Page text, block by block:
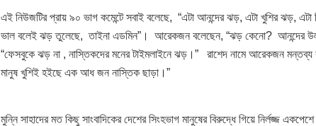
এই নিউজটির প্রায় ৯০ ভাগ কমেন্টে সবাই বলেছে, “এটা আনন্দের ঝড়, এটা খুশির ঝড়,
ভাল বলেই ঝড় তুলেছে, তাইনা এডমিন”। আরেকজন বলেছেন, “ঝড় কেনো? আনন্দের
“ফেসবুকে ঝড় না , নাস্তিকদের মনের টাইমলাইনে ঝড়।” রাশেদ নামে আরেকজন
মানুষ খুশিই হইছে এক আধ জন নাস্তিক ছাড়া।”
মুন্নি সাহাদের মত কিছু সাংবাদিকের দেশের সিংহভাগ মানুষের বিরুদ্ধে গিয়ে নির্লজ্জ